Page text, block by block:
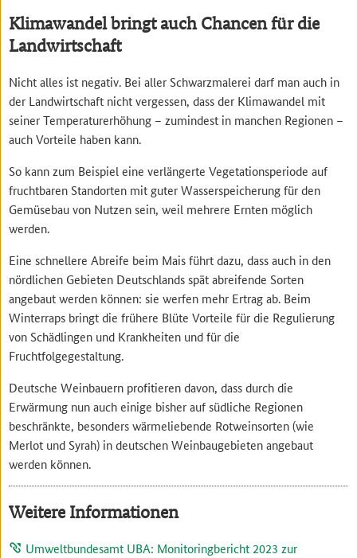
Klimawandel bringt auch Chancen für die
Landwirtschaft
Nicht alles ist negativ. Bei aller Schwarzmalerei darf man auch in
der Landwirtschaft nicht vergessen, dass der Klimawandel mit
seiner Temperaturerhöhung – zumindest in manchen Regionen –
auch Vorteile haben kann.
So kann zum Beispiel eine verlängerte Vegetationsperiode auf
fruchtbaren Standorten mit guter Wasserspeicherung für den
Gemüsebau von Nutzen sein, weil mehrere Ernten möglich
werden.
Eine schnellere Abreife beim Mais führt dazu, dass auch in den
nördlichen Gebieten Deutschlands spät abreifende Sorten
angebaut werden können: sie werfen mehr Ertrag ab. Beim
Winterraps bringt die frühere Blüte Vorteile für die Regulierung
von Schädlingen und Krankheiten und für die
Fruchtfolgegestaltung.
Deutsche Weinbauern profitieren davon, dass durch die
Erwärmung nun auch einige bisher auf südliche Regionen
beschränkte, besonders wärmeliebende Rotweinsorten (wie
Merlot und Syrah) in deutschen Weinbaugebieten angebaut
werden können.
Weitere Informationen
Umweltbundesamt UBA: Monitoringbericht 2023 zur